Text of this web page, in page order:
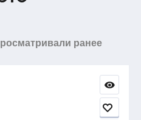
графический дисплей.
предприятия.
автономность прибора
для выполнения до 100
от внешнего зарядного
ранее